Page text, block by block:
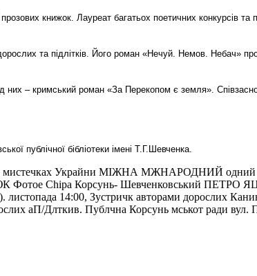
книжок. Лауреат багатьох поетичних конкурсів
та підлітків. Його роман «Нечуй. Немов. Небач»
– кримський роман «За Перекопом є земля».
публічної бібліотеки імені Т.Г.Шевченка.